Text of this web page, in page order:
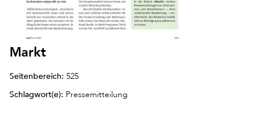
Markt
Seitenbereich: 525
Schlagwort(e): Pressemitteilung